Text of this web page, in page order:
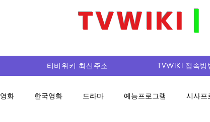
TVWIKI |
티비위키 최신주소 TVWIKI 접속방
영화 한국영화 드라마 예능프로그램 시사프